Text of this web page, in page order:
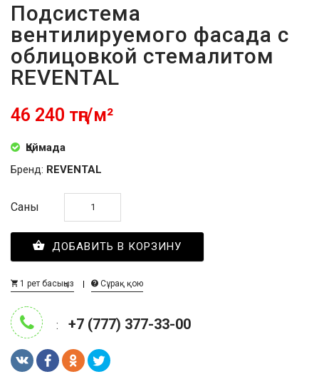
Подсистема
вентилируемого фасада с
облицовкой стемалитом
REVENTAL
46 240 тңг/м²
Қоймада
Бренд: REVENTAL
Саны
ДОБАВИТЬ В КОРЗИНУ
1 рет басыңыз Сұрақ қою
: +7 (777) 377-33-00